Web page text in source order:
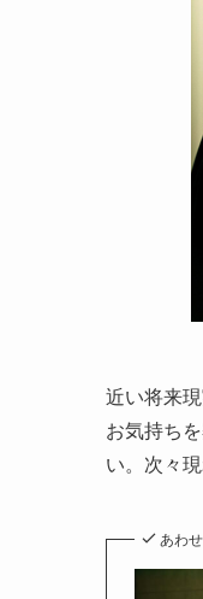
近い将来
お気持ち
い。次々
あわ